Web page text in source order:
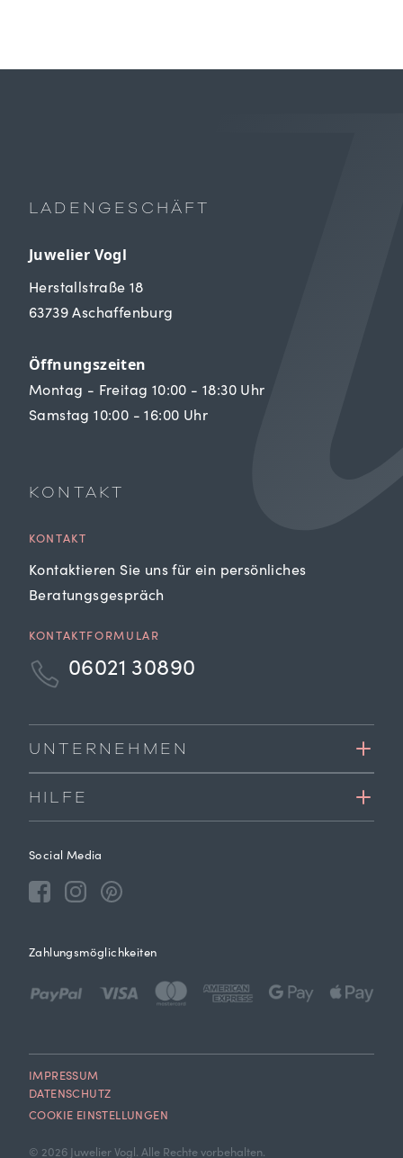
LADENGESCHÄFT
Juwelier Vogl
Herstallstraße 18
63739 Aschaffenburg
Öffnungszeiten
Montag - Freitag 10:00 - 18:30 Uhr
Samstag 10:00 - 16:00 Uhr
KONTAKT
KONTAKT
Kontaktieren Sie uns für ein persönliches
Beratungsgespräch
KONTAKTFORMULAR
06021 30890
UNTERNEHMEN
HILFE
Social Media
Zahlungsmöglichkeiten
IMPRESSUM
DATENSCHUTZ
COOKIE EINSTELLUNGEN
© 2026 Juwelier Vogl. Alle Rechte vorbehalten.